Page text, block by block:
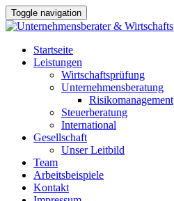
Toggle navigation
Skip
Startseite
Leistungen
Wirtschaftsprüfung
Unternehmensberatung
Risikomanagement
Steuerberatung
International
Gesellschaft
Unser Leitbild
Team
Arbeitsbeispiele
Kontakt